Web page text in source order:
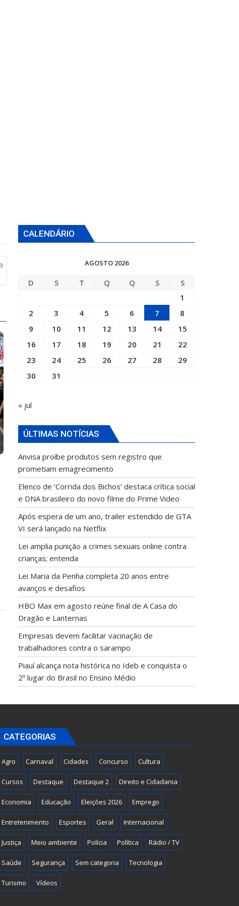
CALENDÁRIO
AGOSTO 2026
D S T Q Q S
S
1
2
3 4 5 6 7
8
9
10 11 12 13 14
15
16
17 18 19 20 21
22
23
24 25 26 27 28
29
30
31
« jul
ÚLTIMAS NOTÍCIAS
Anvisa proíbe produtos sem registro que
prometiam emagrecimento
Elenco de ‘Corrida dos Bichos’ destaca crítica social
e DNA brasileiro do novo filme do Prime Video
Após espera de um ano, trailer estendido de GTA
VI será lançado na Netflix
Lei amplia punição a crimes sexuais online contra
crianças; entenda
Lei Maria da Penha completa 20 anos entre
avanços e desafios
HBO Max em agosto reúne final de A Casa do
Dragão e Lanternas
Empresas devem facilitar vacinação de
trabalhadores contra o sarampo
Piauí alcança nota histórica no Ideb e conquista o
2º lugar do Brasil no Ensino Médio
CATEGORIAS
Agro Carnaval Cidades Concurso Cultura
Cursos Destaque Destaque 2 Direito e Cidadania
Economia Educação Eleições 2026 Emprego
Entretenimento Esportes Geral Internacional
Justiça Meio ambiente Polícia Política Rádio / TV
Saúde Segurança Sem categoria Tecnologia
Turismo Vídeos